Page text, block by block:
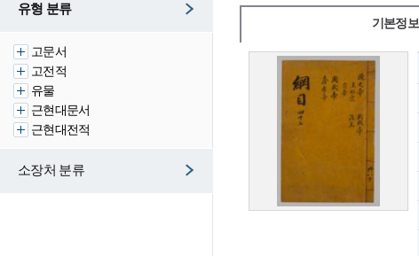
유형 분류
고문서
고전적
유물
근현대문서
근현대전적
소장처 분류
기본정보